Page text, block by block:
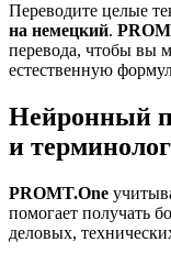
Переводите целые
на немецкий.
перевода, чтобы вы
естественную
Нейронный
и
PROMT.One
помогает получать
деловых,